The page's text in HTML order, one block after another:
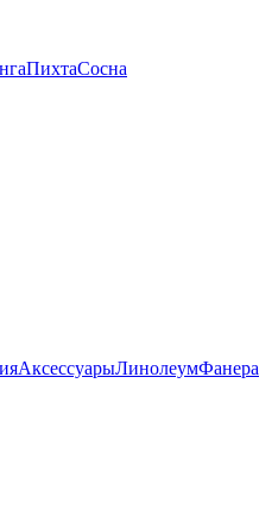
ПихтаСосна
АксессуарыЛинолеумФанера